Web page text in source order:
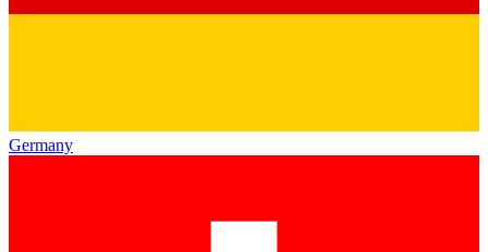
Germany